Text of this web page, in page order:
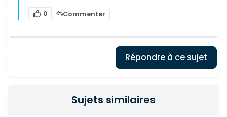
0 Commenter
Répondre à ce sujet
Sujets similaires